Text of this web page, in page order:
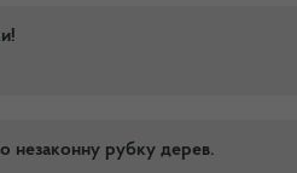
незаконну рубку дерев.